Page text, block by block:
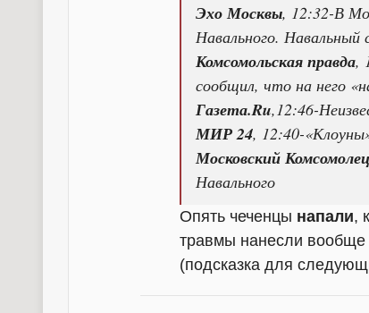
Эхо Москвы, 12:32-В
Навального.
Комсомольская правда,
сообщил, что на него
Газета.Ru,12:46-
МИР 24, 12:40-
Московский Комсомолец
Навального
Опять чеченцы напали,
травмы нанесли вообще
(подсказка для